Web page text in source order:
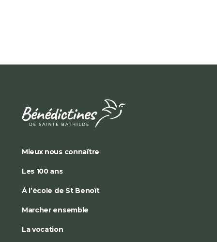
Mieux nous connaître
Les 100 ans
À l’école de St Benoît
Marcher ensemble
La vocation